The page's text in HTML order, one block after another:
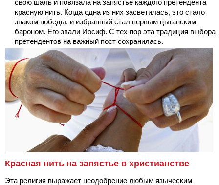
свою шаль и повязала на запястье каждого претендента
красную нить. Когда одна из них засветилась, это стало
знаком победы, и избранный стал первым цыганским
бароном. Его звали Иосиф. С тех пор эта традиция выбора
претендентов на важный пост сохранилась.
Красная нить на запястье в христианстве
Эта религия выражает неодобрение любым языческим